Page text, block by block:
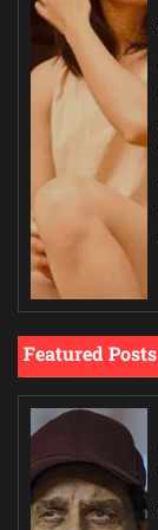
Featured Posts